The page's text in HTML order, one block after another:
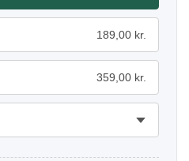
189,00 kr.
359,00 kr.